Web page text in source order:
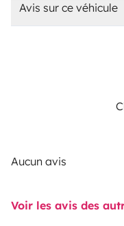
Avis sur ce véhicule
Aucun avis
Voir les avis des